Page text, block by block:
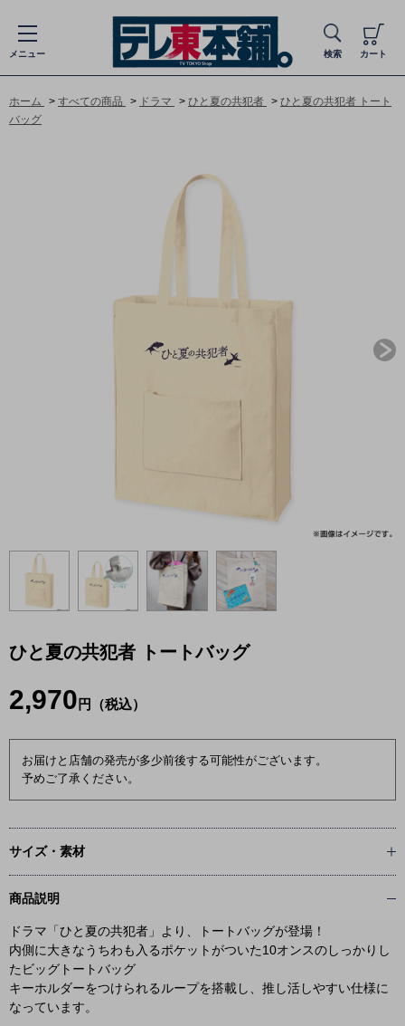
メニュー 検索 カート
ホーム > すべての商品 > ドラマ > ひと夏の共犯者 > ひと夏の共犯者 トート
バッグ
ひと夏の共犯者 トートバッグ
2,970 円（税込）
お届けと店舗の発売が多少前後する可能性がございます。
予めご了承ください。
サイズ・素材
商品説明
ドラマ「ひと夏の共犯者」より、トートバッグが登場！
内側に大きなうちわも入るポケットがついた10オンスのしっかりし
たビッグトートバッグ
キーホルダーをつけられるループを搭載し、推し活しやすい仕様に
なっています。